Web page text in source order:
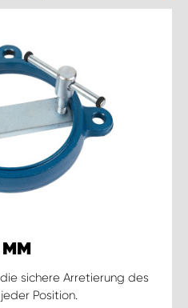
sichere Arretierung des
Position.